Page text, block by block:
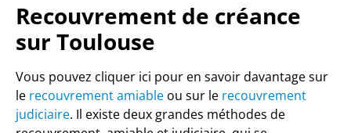
Recouvrement de créance
sur Toulouse
Vous pouvez cliquer ici pour en savoir davantage sur
le recouvrement amiable ou sur le recouvrement
judiciaire. Il existe deux grandes méthodes de